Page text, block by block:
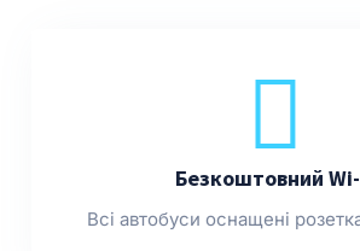
Безкоштовний
Всі автобуси оснащені